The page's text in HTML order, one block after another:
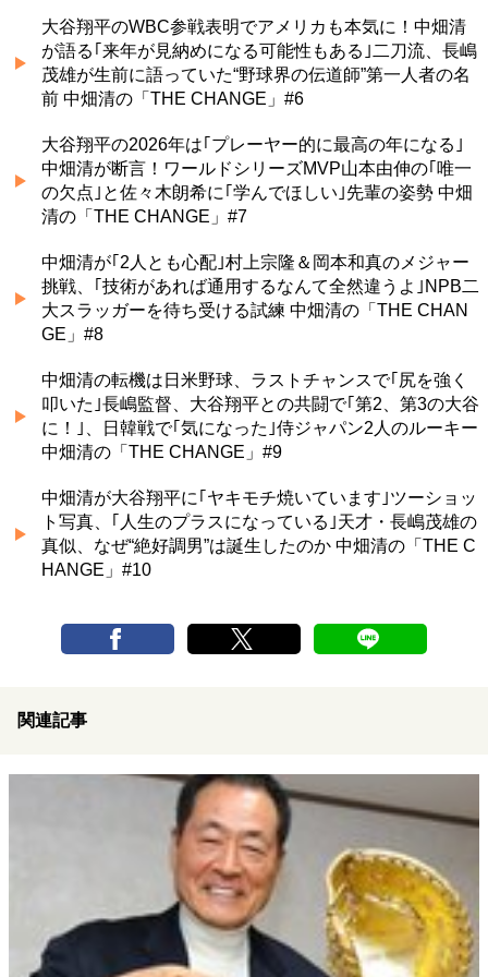
大谷翔平のWBC参戦表明でアメリカも本気に！中畑清
が語る｢来年が見納めになる可能性もある｣二刀流、長嶋
茂雄が生前に語っていた“野球界の伝道師”第一人者の名
前 中畑清の「THE CHANGE」#6
大谷翔平の2026年は｢プレーヤー的に最高の年になる｣
中畑清が断言！ワールドシリーズMVP山本由伸の｢唯一
の欠点｣と佐々木朗希に｢学んでほしい｣先輩の姿勢 中畑
清の「THE CHANGE」#7
中畑清が｢2人とも心配｣村上宗隆＆岡本和真のメジャー
挑戦、｢技術があれば通用するなんて全然違うよ｣NPB二
大スラッガーを待ち受ける試練 中畑清の「THE CHAN
GE」#8
中畑清の転機は日米野球、ラストチャンスで｢尻を強く
叩いた｣長嶋監督、大谷翔平との共闘で｢第2、第3の大谷
に！｣、日韓戦で｢気になった｣侍ジャパン2人のルーキー
中畑清の「THE CHANGE」#9
中畑清が大谷翔平に｢ヤキモチ焼いています｣ツーショッ
ト写真、｢人生のプラスになっている｣天才・長嶋茂雄の
真似、なぜ“絶好調男”は誕生したのか 中畑清の「THE C
HANGE」#10
関連記事